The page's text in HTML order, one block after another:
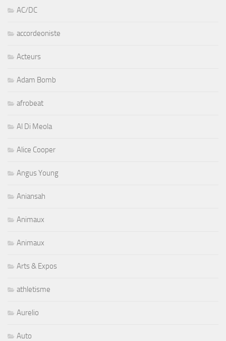
AC/DC
accordeoniste
Acteurs
Adam Bomb
afrobeat
Al Di Meola
Alice Cooper
Angus Young
Aniansah
Animaux
Animaux
Arts & Expos
athletisme
Aurelio
Auto